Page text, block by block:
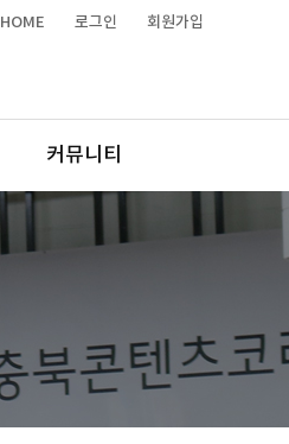
HOME 로그인 회원가입
커뮤니티